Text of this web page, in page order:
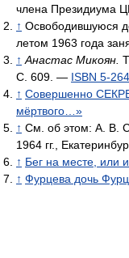
члена Президиума
↑ Освободившуюся
летом 1963 года
↑ Анастас Микоян.
С. 609. — ISBN 5-
↑ Совершенно
мёртвого…»
↑ См. об этом: А. В.
1964 гг.,
↑ Бег на месте, или
↑ Фурцева дочь